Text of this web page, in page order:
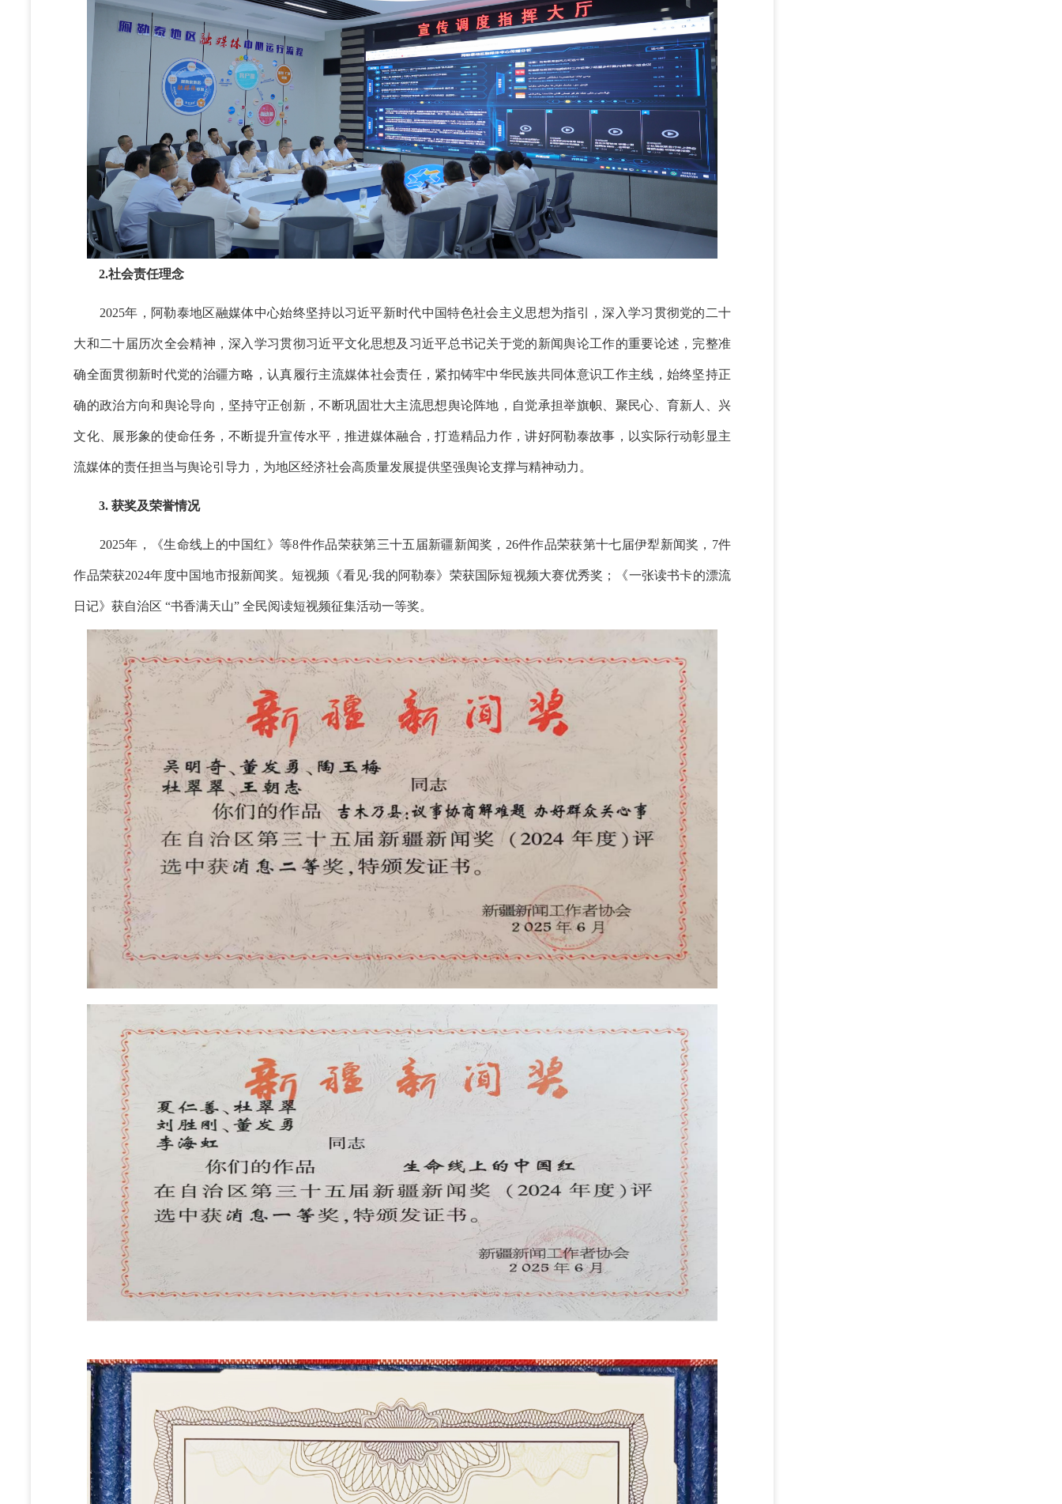
2.社会责任理念
2025年，阿勒泰地区融媒体中心始终坚持以习近平新时代中国特色社会主义思想为指引，深入学习贯彻党的二十
大和二十届历次全会精神，深入学习贯彻习近平文化思想及习近平总书记关于党的新闻舆论工作的重要论述，完整准
确全面贯彻新时代党的治疆方略，认真履行主流媒体社会责任，紧扣铸牢中华民族共同体意识工作主线，始终坚持正
确的政治方向和舆论导向，坚持守正创新，不断巩固壮大主流思想舆论阵地，自觉承担举旗帜、聚民心、育新人、兴
文化、展形象的使命任务，不断提升宣传水平，推进媒体融合，打造精品力作，讲好阿勒泰故事，以实际行动彰显主
流媒体的责任担当与舆论引导力，为地区经济社会高质量发展提供坚强舆论支撑与精神动力。
3. 获奖及荣誉情况
2025年，《生命线上的中国红》等8件作品荣获第三十五届新疆新闻奖，26件作品荣获第十七届伊犁新闻奖，7件
作品荣获2024年度中国地市报新闻奖。短视频《看见·我的阿勒泰》荣获国际短视频大赛优秀奖；《一张读书卡的漂流
日记》获自治区 “书香满天山” 全民阅读短视频征集活动一等奖。